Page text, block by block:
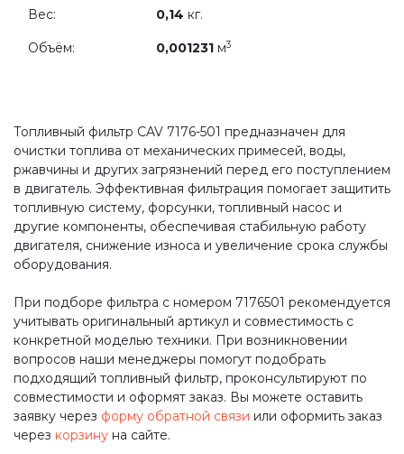
Вес: 0,14 кг.
Объём: 0,001231 м3
Топливный фильтр CAV 7176-501 предназначен для
очистки топлива от механических примесей, воды,
ржавчины и других загрязнений перед его поступлением
в двигатель. Эффективная фильтрация помогает защитить
топливную систему, форсунки, топливный насос и
другие компоненты, обеспечивая стабильную работу
двигателя, снижение износа и увеличение срока службы
оборудования.
При подборе фильтра с номером 7176501 рекомендуется
учитывать оригинальный артикул и совместимость с
конкретной моделью техники. При возникновении
вопросов наши менеджеры помогут подобрать
подходящий топливный фильтр, проконсультируют по
совместимости и оформят заказ. Вы можете оставить
заявку через форму обратной связи или оформить заказ
через корзину на сайте.